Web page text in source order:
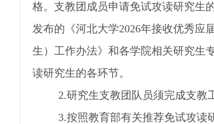
格。支教团成员申请免试攻读研究生
发布的《河北大学2026年接收优秀应
生）工作办法》和各学院相关研究生
读研究生的各环节。
2.研究生支教团队员须完成支教
3.按照教育部有关推荐免试攻读